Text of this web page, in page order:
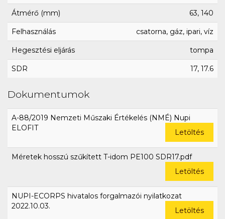
Átmérő (mm) 63, 140
Felhasználás csatorna, gáz, ipari, víz
Hegesztési eljárás tompa
SDR 17, 17.6
Dokumentumok
A-88/2019 Nemzeti Műszaki Értékelés (NMÉ) Nupi
ELOFIT
Letöltés
Méretek hosszú szűkített T-idom PE100 SDR17.pdf
Letöltés
NUPI-ECORPS hivatalos forgalmazói nyilatkozat
2022.10.03.
Letöltés